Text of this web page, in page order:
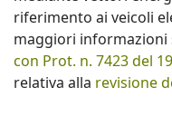
riferimento ai veicoli
maggiori informazioni
con Prot. n. 7423 del
relativa alla revisione